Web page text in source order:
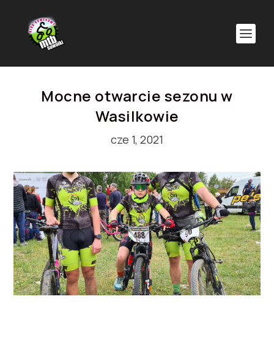
Mocne otwarcie sezonu w
Wasilkowie
cze 1, 2021